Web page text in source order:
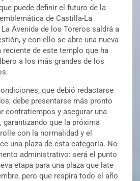
puede definir el futuro de la
de Castilla-La
Avenida de los Toreros saldrá a
y con ello se abre una nueva
reciente de este templo que ha
a los más grandes de los
que debió redactarse
debe presentarse más pronto
contratiempos y asegurar una
garantizando que la próxima
con la normalidad y el
una plaza de esta categoría. No
administrativo: será el punto
etapa para una plaza que late
pero que respira todo el año